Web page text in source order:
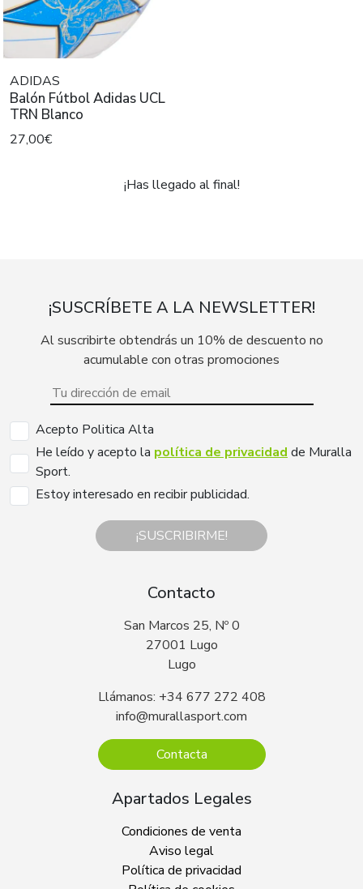
ADIDAS
Balón Fútbol Adidas UCL
TRN Blanco
27,00€
¡Has llegado al final!
¡SUSCRÍBETE A LA NEWSLETTER!
Al suscribirte obtendrás un 10% de descuento no
acumulable con otras promociones
Acepto Politica Alta
He leído y acepto la política de privacidad de Muralla
Sport.
Estoy interesado en recibir publicidad.
¡SUSCRIBIRME!
Contacto
San Marcos 25, Nº 0
27001 Lugo
Lugo
Llámanos: +34 677 272 408
info@murallasport.com
Contacta
Apartados Legales
Condiciones de venta
Aviso legal
Política de privacidad